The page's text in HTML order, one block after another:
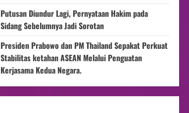
Putusan Diundur Lagi, Pernyataan Hakim pada
Sidang Sebelumnya Jadi Sorotan
Presiden Prabowo dan PM Thailand Sepakat Perkuat
Stabilitas ketahan ASEAN Melalui Penguatan
Kerjasama Kedua Negara.